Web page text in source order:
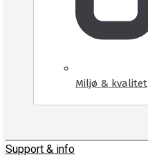
Miljø & kvalitet
Support & info